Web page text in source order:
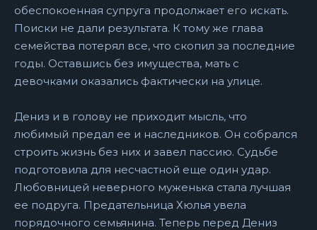
обеспокоенная супруга продолжает его искать.
Поиски не дали результата. К тому же глава
семейства потерял все, что скопил за последние
годы. Оставшись без имущества, мать с
девочками оказались фактически на улице.
Дениз и в голову не приходит мысль, что
любимый предал ее и наследников. Он собрался
строить жизнь без них и завел пассию. Судьбе
подготовила для несчастной еще один удар.
Любовницей неверного муженька стала лучшая
ее подруга. Предательница Хюлья увела
порядочного семьянина. Теперь перед Дениз